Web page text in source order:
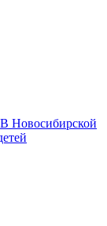
В Новосибирской